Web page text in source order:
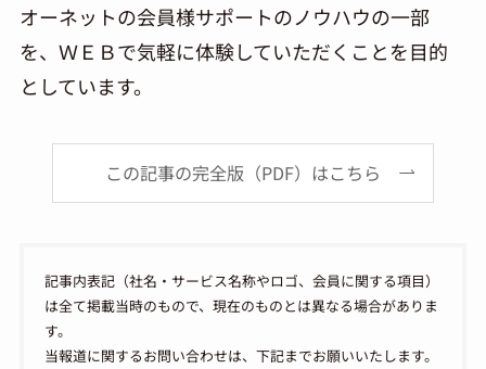
オーネットの会員様サポートのノウハウの一部
を、ＷＥＢで気軽に体験していただくことを目的
としています。
この記事の完全版（PDF）はこちら
記事内表記（社名・サービス名称やロゴ、会員に関する項目）
は全て掲載当時のもので、現在のものとは異なる場合がありま
す。
当報道に関するお問い合わせは、下記までお願いいたします。